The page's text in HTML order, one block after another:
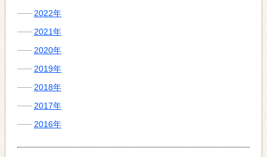
2022年
2021年
2020年
2019年
2018年
2017年
2016年